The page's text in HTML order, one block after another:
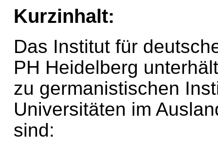
Kurzinhalt:
Das Institut für
PH Heidelberg
zu germanistischen
Universitäten im
sind: